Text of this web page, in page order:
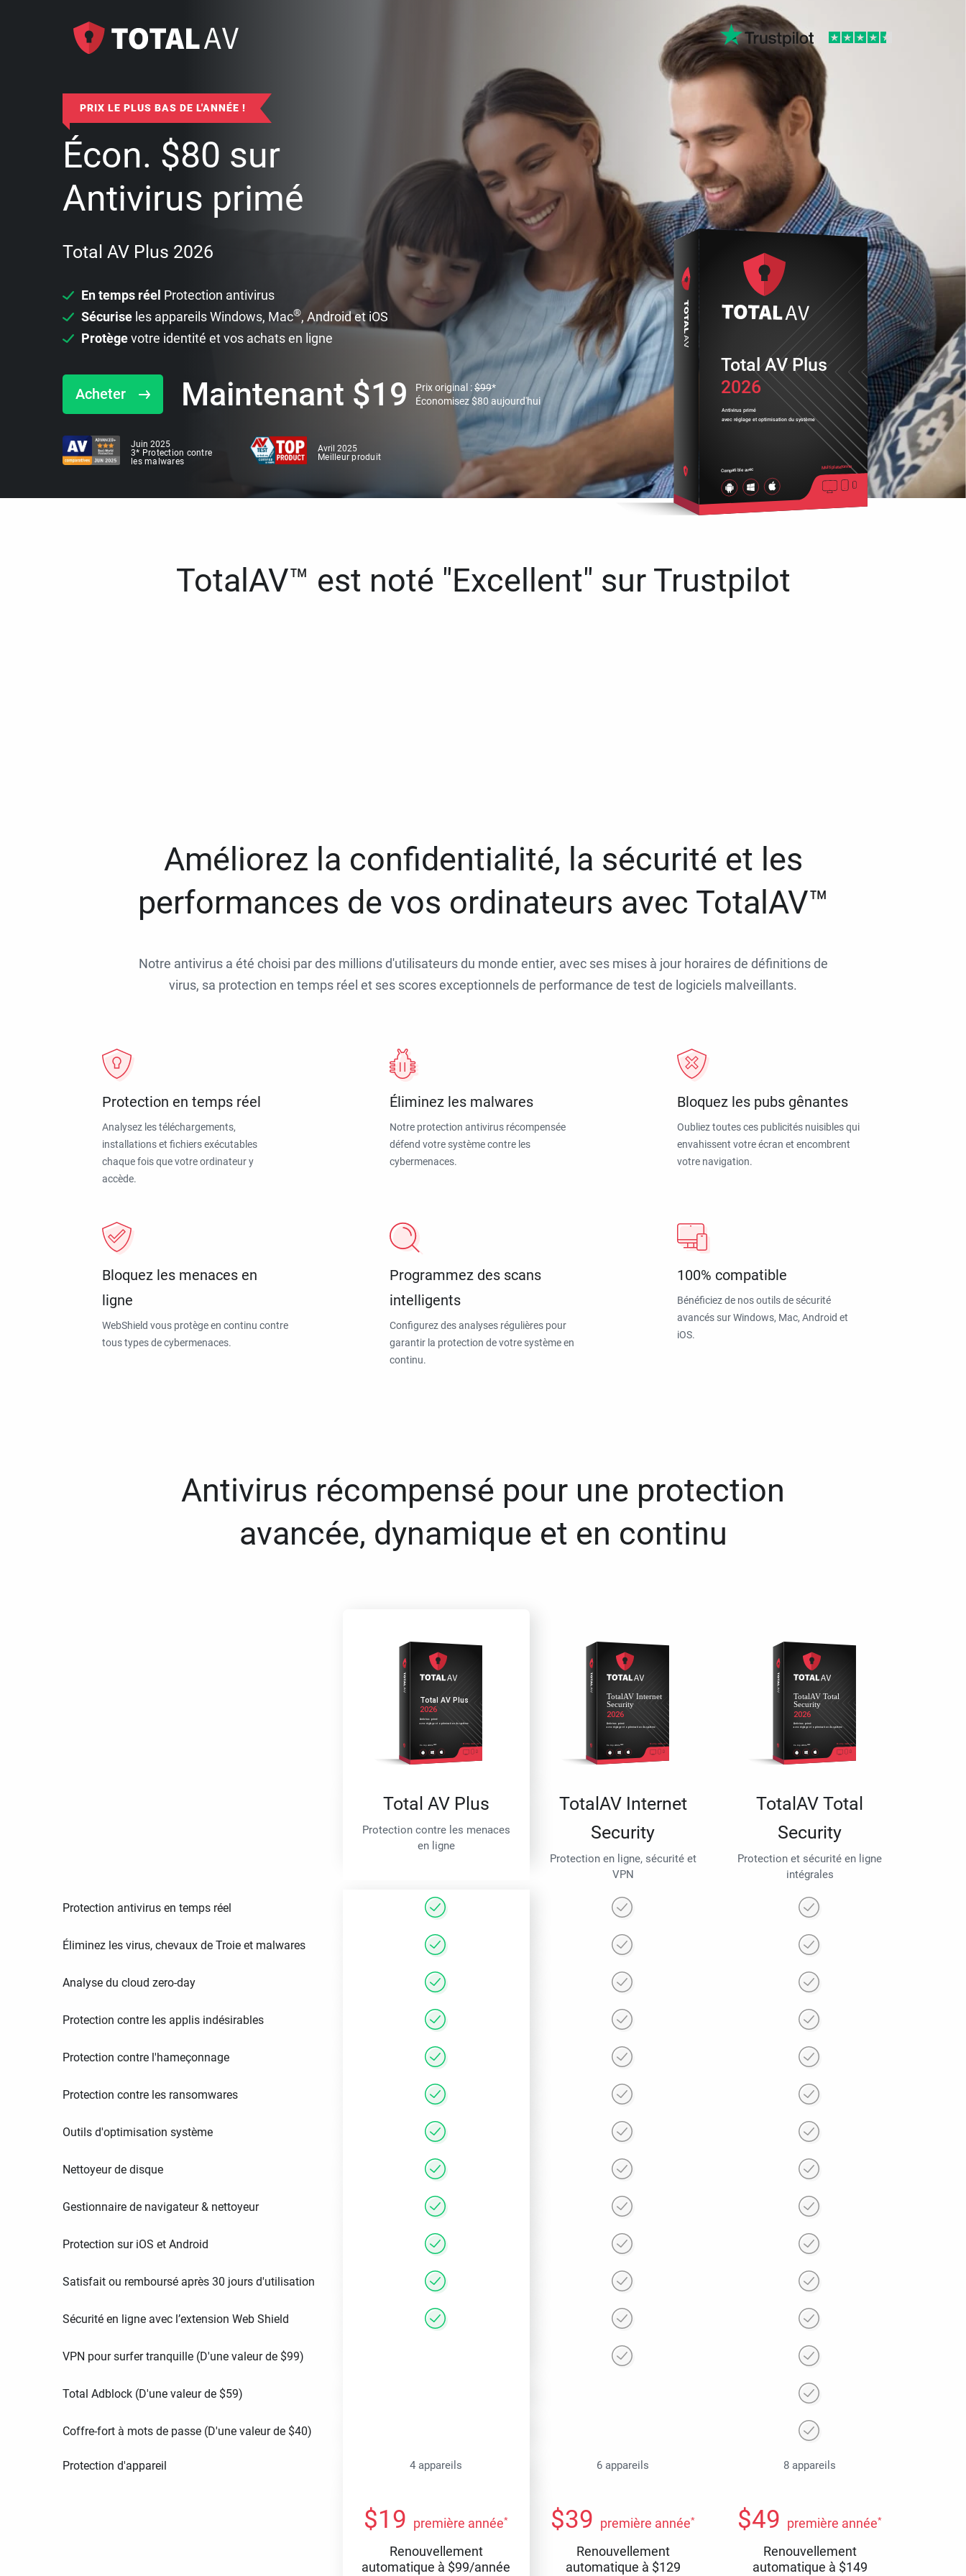
PRIX LE PLUS BAS DE L'ANNÉE !
Écon. $80 sur
Antivirus primé
Total AV Plus 2026
En temps réel Protection antivirus
Sécurise les appareils Windows, Mac®, Android et iOS
Protègevotre identité et vos achats en ligne
Acheter Maintenant $19 Prix original :$99*
Économisez$80 aujourd'hui
Juin 2025
3* Protection contre
les malwares
Avril 2025
Meilleur produit
2026
Antivirus primé
avec réglage et optimisation du système
Compatible avec Multiplateforme
Total AV Plus
TotalAV™ est noté "Excellent" sur Trustpilot
Améliorez la confidentialité, la sécurité et les
performances de vos ordinateurs avec TotalAV™
Notre antivirus a été choisi par des millions d'utilisateurs du monde entier, avec ses mises à jour horaires de définitions de
virus, sa protection en temps réel et ses scores exceptionnels de performance de test de logiciels malveillants.
Protection en temps réel
Analysez les téléchargements,
installations et fichiers exécutables
chaque fois que votre ordinateur y
accède.
Éliminez les malwares
Notre protection antivirus récompensée
défend votre système contre les
cybermenaces.
Bloquez les pubs gênantes
Oubliez toutes ces publicités nuisibles qui
envahissent votre écran et encombrent
votre navigation.
Bloquez les menaces en
ligne
WebShield vous protège en continu contre
tous types de cybermenaces.
Programmez des scans
intelligents
Configurez des analyses régulières pour
garantir la protection de votre système en
continu.
100% compatible
Bénéficiez de nos outils de sécurité
avancés sur Windows, Mac, Android et
iOS.
Antivirus récompensé pour une protection
avancée, dynamique et en continu
Total AV Plus
Protection contre les menaces
en ligne
TotalAV Internet
Security
Protection en ligne, sécurité et
VPN
TotalAV Total
Security
Protection et sécurité en ligne
intégrales
Protection antivirus en temps réel
Éliminez les virus, chevaux de Troie et malwares
Analyse du cloud zero-day
Protection contre les applis indésirables
Protection contre l'hameçonnage
Protection contre les ransomwares
Outils d'optimisation système
Nettoyeur de disque
Gestionnaire de navigateur & nettoyeur
Protection sur iOS et Android
Satisfait ou remboursé après 30 jours d'utilisation
Sécurité en ligne avec l’extension Web Shield
VPN pour surfer tranquille (D'une valeur de $99)
Total Adblock (D'une valeur de $59)
Coffre-fort à mots de passe (D'une valeur de $40)
Protection d'appareil 4 appareils 6 appareils 8 appareils
$19 première année*
Renouvellement
automatique à $99/année
$39 première année*
Renouvellement
automatique à $129
$49 première année*
Renouvellement
automatique à $149